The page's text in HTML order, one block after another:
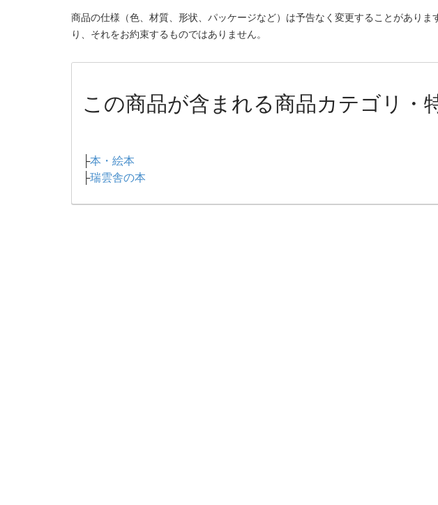
商品の仕様（色、材質、形状、パッケージなど）は予告なく変更することがあり
り、それをお約束するものではありません。
この商品が含まれる商品カテゴリ・
├本・絵本
├瑞雲舎の本